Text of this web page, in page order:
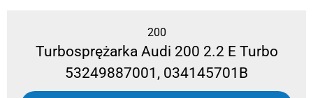
200
Turbosprężarka Audi 200 2.2 E Turbo
53249887001, 034145701B